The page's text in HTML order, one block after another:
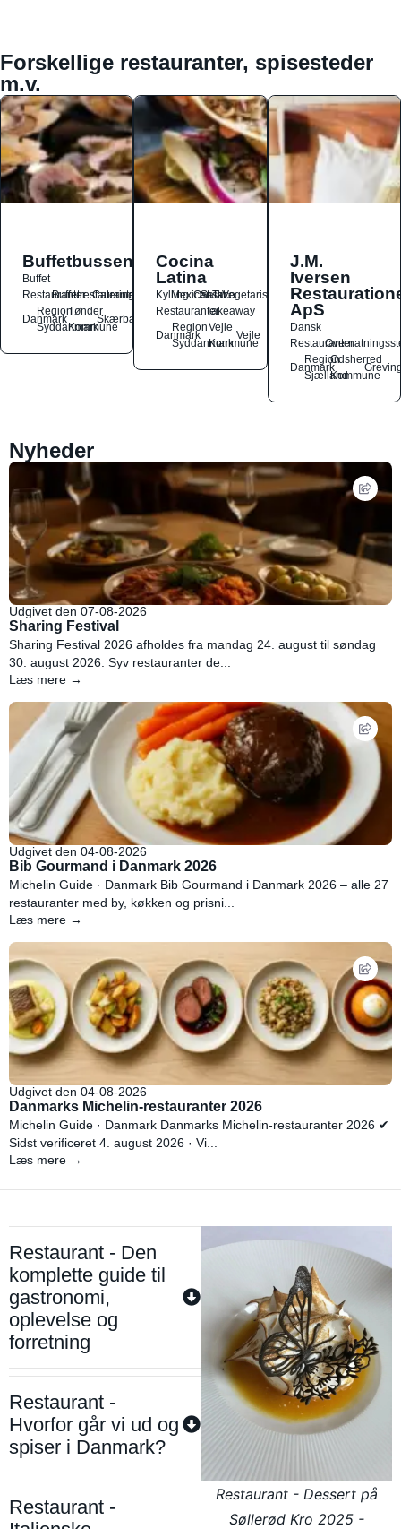
Forskellige restauranter, spisesteder
m.v.
Buffetbussen
Buffet
Restauranter
Buffetrestauranter
Catering
Danmark
Region
Syddanmark
Tønder
Kommune
Skærbæk
Cocina
Latina
Kylling
Mexicansk
OstSalat
TacoVegetarisk
RestauranterTakeaway
Danmark
Region
Syddanmark
Vejle
Kommune
Vejle
J.M.
Iversen
ApS
Dansk
Restauranter
Danmark
Region
Sjælland
Odsherred
Kommune
Nyheder
Udgivet den 07-08-2026
Sharing Festival
Sharing Festival 2026 afholdes fra mandag 24. august til søndag
30. august 2026. Syv restauranter de...
Læs mere →
Udgivet den 04-08-2026
Bib Gourmand i Danmark 2026
Michelin Guide · Danmark Bib Gourmand i Danmark 2026 – alle 27
restauranter med by, køkken og prisni...
Læs mere →
Udgivet den 04-08-2026
Danmarks Michelin-restauranter 2026
Michelin Guide · Danmark Danmarks Michelin-restauranter 2026 ✔
Sidst verificeret 4. august 2026 · Vi...
Læs mere →
Restaurant - Den
komplette guide til
gastronomi,
oplevelse og
forretning
Restaurant -
Hvorfor går vi ud og
spiser i Danmark?
Restaurant -
Restaurant - Dessert på
Søllerød Kro 2025 -